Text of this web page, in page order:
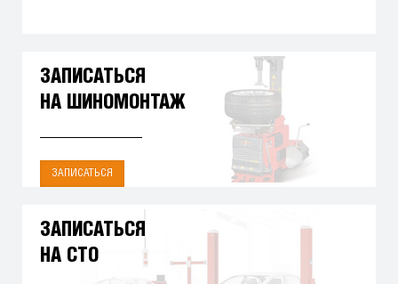
ЗАПИСАТЬСЯ
НА ШИНОМОНТАЖ
ЗАПИСАТЬСЯ
ЗАПИСАТЬСЯ
НА СТО